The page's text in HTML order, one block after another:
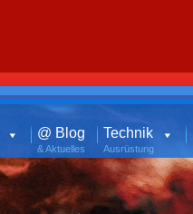
@ Blog
& Aktuelles
Technik
Ausrüstung